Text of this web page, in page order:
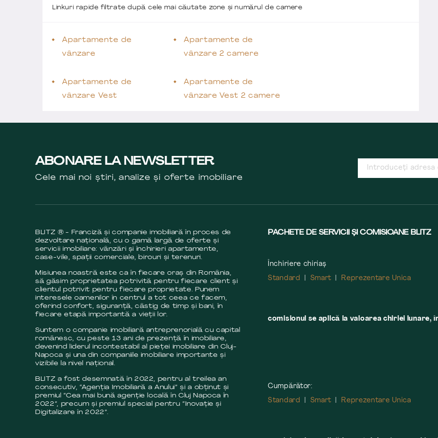
Linkuri rapide filtrate după cele mai căutate zone și numărul de camere
Apartamente de
vânzare
Apartamente de
vânzare Vest
Apartamente de
vânzare 2 camere
Apartamente de
vânzare Vest 2 camere
ABONARE LA NEWSLETTER
Cele mai noi știri, analize și oferte imobiliare
BLITZ ® - Franciză și companie imobiliară în proces de
dezvoltare națională, cu o gamă largă de oferte și
servicii imobiliare: vânzări și închirieri apartamente,
case-vile, spații comerciale, birouri și terenuri.
Misiunea noastră este ca în fiecare oraș din România,
să găsim proprietatea potrivită pentru fiecare client și
clientul potrivit pentru fiecare proprietate. Punem
interesele oamenilor în centrul a tot ceea ce facem,
oferind confort, siguranță, câstig de timp și bani, în
fiecare etapă importantă a vieții lor.
Suntem o companie imobiliară antreprenorială cu capital
românesc, cu peste 13 ani de prezență în imobiliare,
devenind liderul incontestabil al pieței imobiliare din Cluj-
Napoca și una din companiile imobiliare importante și
vizibile la nivel național.
BLITZ a fost desemnată în 2022, pentru al treilea an
consecutiv, “Agenția Imobiliară a Anului” și a obținut și
premiul “Cea mai bună agenție locală în Cluj Napoca în
2022”, precum și premiul special pentru ”Inovație și
Digitalizare în 2022”.
PACHETE DE SERVICII ȘI COMISIOANE BLITZ
Închiriere chiriaș
Standard
Smart Reprezentare Unica
comisionul se aplică la valoarea chiriei
Cumpărător:
Standard
Smart Reprezentare Unica